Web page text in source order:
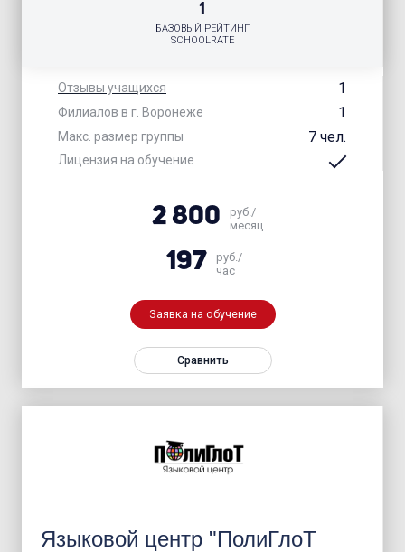
Отзывы учащихся 1
Филиалов в г. Воронеже 1
Макс. размер группы 7 чел.
Лицензия на обучение
1
БАЗОВЫЙ РЕЙТИНГ
SCHOOLRATE
2 800
руб./
месяц
197
руб./
час
Заявка на обучение
Сравнить
Языковой центр "ПолиГлоТ